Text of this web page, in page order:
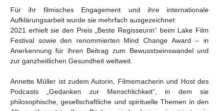
Für ihr filmisches Engagement und ihre internationale
Aufklärungsarbeit wurde sie mehrfach ausgezeichnet:
2021 erhielt sie den Preis „Beste Regisseurin“ beim Lake Film
Festival sowie den renommierten Mind Change Award – in
Anerkennung für ihren Beitrag zum Bewusstseinswandel und
zur ganzheitlichen Gesundheit weltweit.
Annette Müller ist zudem Autorin, Filmemacherin und Host des
Podcasts „Gedanken zur Menschlichkeit“, in dem sie
philosophische, gesellschaftliche und spirituelle Themen in den